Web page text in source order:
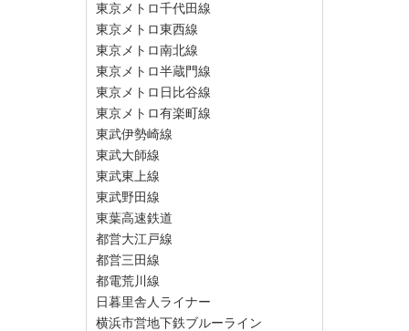
東京メトロ千代田線
東京メトロ東西線
東京メトロ南北線
東京メトロ半蔵門線
東京メトロ日比谷線
東京メトロ有楽町線
東武伊勢崎線
東武大師線
東武東上線
東武野田線
東葉高速鉄道
都営大江戸線
都営三田線
都電荒川線
日暮里舎人ライナー
横浜市営地下鉄ブルーライン